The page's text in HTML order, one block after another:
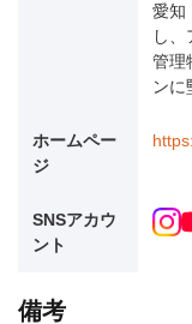
愛知
し、
管理
ンに
ホームペー
ジ
SNSアカウ
ント
備考